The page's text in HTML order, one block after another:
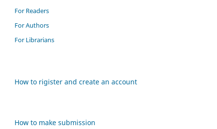
For Readers
For Authors
For Librarians
How to rigister and create an account
How to make submission